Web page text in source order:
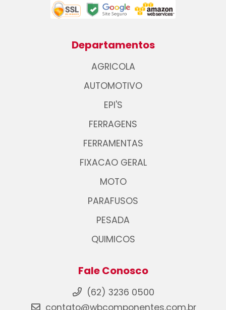
Departamentos
AGRICOLA
AUTOMOTIVO
EPI'S
FERRAGENS
FERRAMENTAS
FIXACAO GERAL
MOTO
PARAFUSOS
PESADA
QUIMICOS
Fale Conosco
(62) 3236 0500
contato@wbcomponentes.com.br